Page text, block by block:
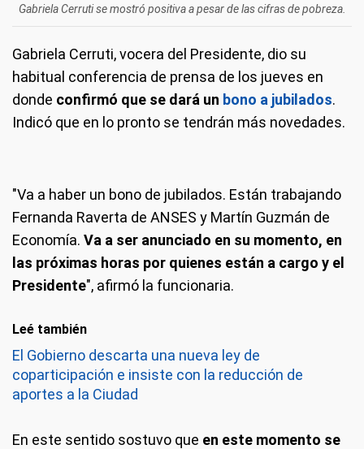
Gabriela Cerruti se mostró positiva a pesar de las cifras de pobreza.
Gabriela Cerruti, vocera del Presidente, dio su
habitual conferencia de prensa de los jueves en
donde confirmó que se dará un bono a jubilados.
Indicó que en lo pronto se tendrán más novedades.
"Va a haber un bono de jubilados. Están trabajando
Fernanda Raverta de ANSES y Martín Guzmán de
Economía. Va a ser anunciado en su momento, en
las próximas horas por quienes están a cargo y el
Presidente", afirmó la funcionaria.
Leé también
El Gobierno descarta una nueva ley de
coparticipación e insiste con la reducción de
aportes a la Ciudad
En este sentido sostuvo que en este momento se